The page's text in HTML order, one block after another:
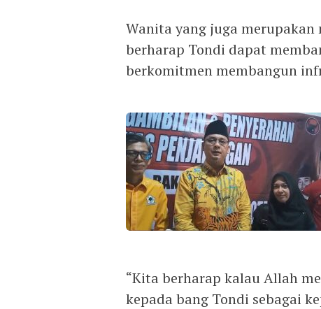
Wanita yang juga merupakan
berharap Tondi dapat
berkomitmen membangun
“Kita berharap kalau Allah
kepada bang Tondi sebagai